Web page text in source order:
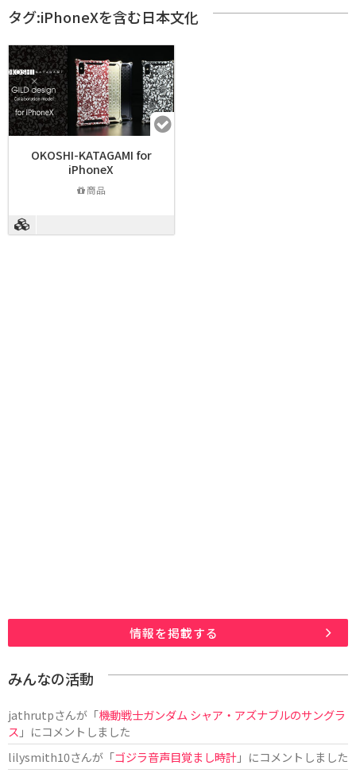
タグ:iPhoneXを含む日本文化
OKOSHI-KATAGAMI for
iPhoneX
商品
情報を掲載する
みんなの活動
jathrutpさんが「機動戦士ガンダム シャア・アズナブルのサングラ
ス 」にコメントしました
lilysmith10さんが「ゴジラ音声目覚まし時計」にコメントしました